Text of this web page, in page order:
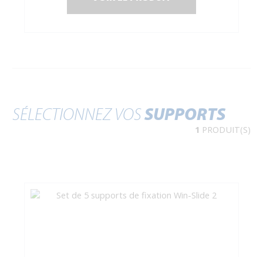
SÉLECTIONNEZ VOSSUPPORTS
1 PRODUIT(S)